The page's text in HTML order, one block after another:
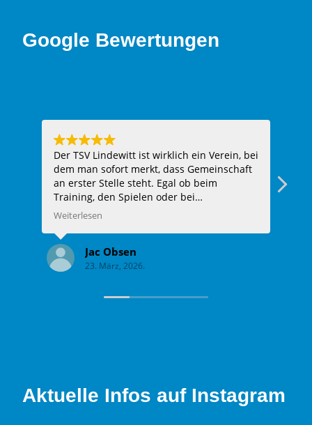
Google Bewertungen
Der TSV Lindewitt ist wirklich ein Verein, bei
dem man sofort merkt, dass Gemeinschaft
an erster Stelle steht. Egal ob beim
Training, den Spielen oder bei
Vereinsveranstaltungen – man wird
sofort wie Teil der Familie. Die Trainer sind
super engagiert, unterstützen jeden Spieler
individuell und haben immer ein offenes
tolles Miteinander unter den Mitgliedern.
Weiterlesen
Jac Obsen
23. März, 2026.
Aktuelle Infos auf Instagram